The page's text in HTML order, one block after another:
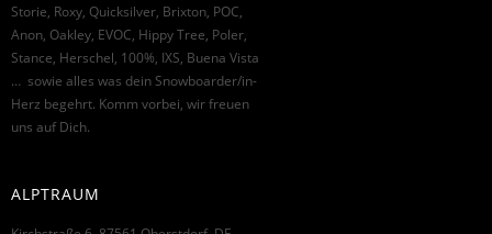
Storie, Roxy, Quicksilver, Brixton, POC,
Anon, Oakley, EVOC, Hippy Tree, Poler,
Stance, Herschel, 100%, IXS, Buena Vista
… sowie alles was dein Snowboarder/in-
Herz begehrt. Komm vorbei, wir freuen
uns auf Dich.
ALPTRAUM